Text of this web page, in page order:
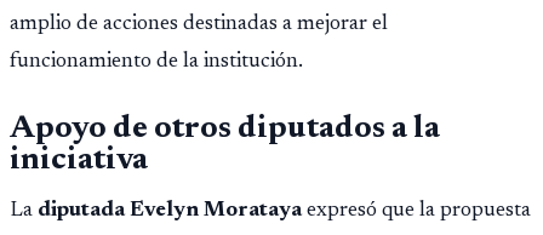
amplio de acciones destinadas a mejorar el
funcionamiento de la institución.
Apoyo de otros diputados a la
iniciativa
La diputada Evelyn Moratayaexpresó que la propuesta